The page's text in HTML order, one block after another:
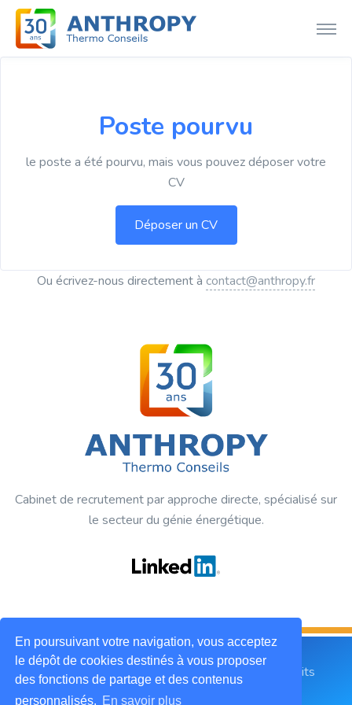
En poursuivant votre navigation, vous acceptez
le dépôt de cookies destinés à vous proposer
des fonctions de partage et des contenus
personnalisés. En savoir plus
Poste pourvu
le poste a été pourvu, mais vous pouvez déposer votre
CV
Ou écrivez-nous directement à contact@anthropy.fr
Cabinet de recrutement par approche directe, spécialisé sur
le secteur du génie énergétique.
2019 © ANTHROPY Thermo Conseils. Tous droits
réservés.